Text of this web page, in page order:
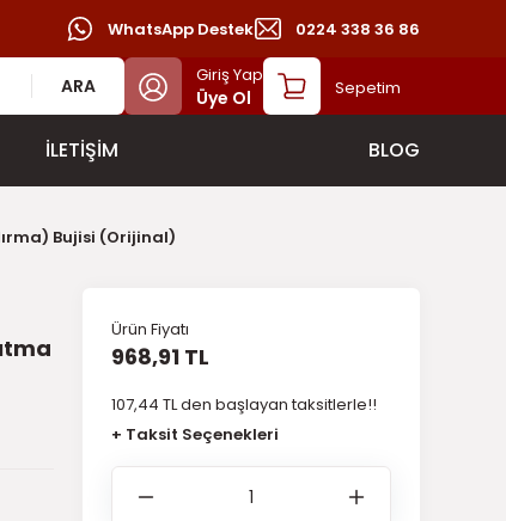
WhatsApp Destek 0224 338 36 86
ARA Giriş Yap
Üye Ol Sepetim
İLETİŞİM BLOG
Bujisi (Orijinal)
Ürün Fiyatı
968,91 TL
107,44 TL den başlayan taksitlerle!!
+ Taksit Seçenekleri